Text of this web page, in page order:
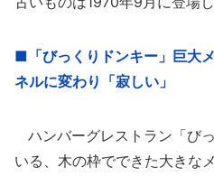
■「びっくりドンキー」巨大
ネルに変わり「寂しい」
ハンバーグレストラン「び
いる、木の枠でできた大きな